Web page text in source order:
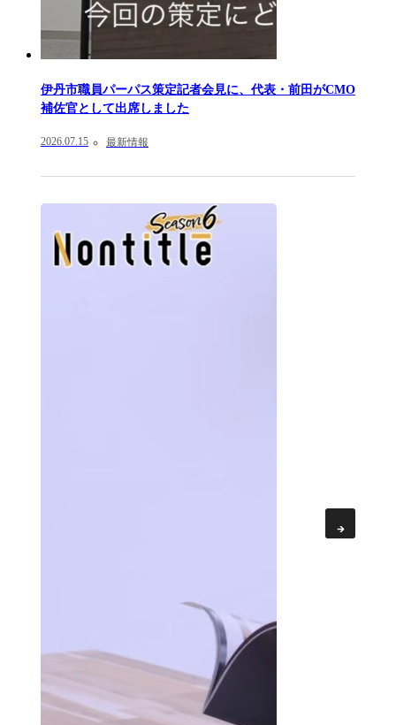
伊丹市職員パーパス策定記者会見に、代表・前田がCMO
補佐官として出席しました
2026.07.15 最新情報